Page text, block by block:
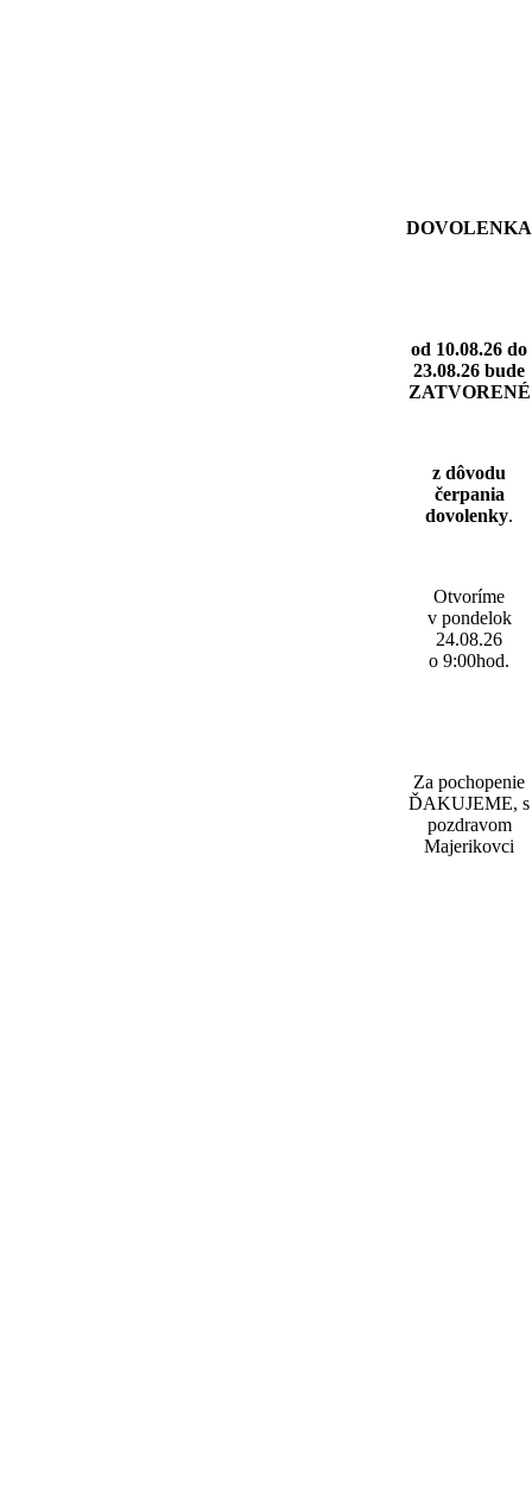
DOVOLENKA
od 10.08.26 do
23.08.26 bude
ZATVORENÉ
z dôvodu
čerpania
dovolenky.
Otvoríme
v pondelok
24.08.26
o 9:00hod.
Za pochopenie
ĎAKUJEME, s
pozdravom
Majerikovci